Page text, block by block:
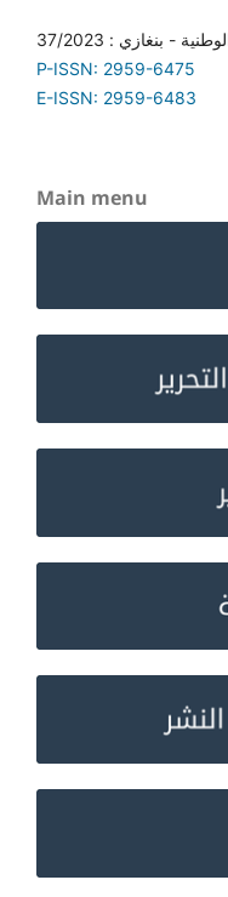
- بنغازي : 37/2023
P-ISSN: 2959-6475
E-ISSN: 2959-6483
Main menu